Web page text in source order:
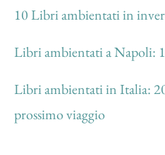
10 Libri ambientati in
Libri ambientati a Napoli:
Libri ambientati in Italia:
prossimo viaggio